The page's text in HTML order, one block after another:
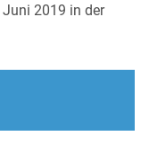
2019 in der